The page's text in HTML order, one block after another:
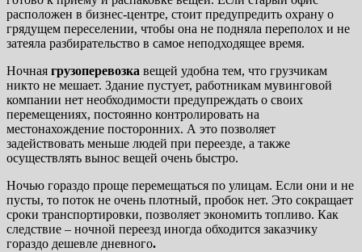
расположен в бизнес-центре, стоит предупредить охрану о
грядущем переселении, чтобы она не подняла переполох и не
затеяла разбирательство в самое неподходящее время.
Ночная грузоперевозка вещей удобна тем, что грузчикам
никто не мешает. Здание пустует, работникам мувинговой
компании нет необходимости предупреждать о своих
перемещениях, постоянно контролировать на
местонахождение посторонних. А это позволяет
задействовать меньше людей при переезде, а также
осуществлять вынос вещей очень быстро.
Ночью гораздо проще перемещаться по улицам. Если они и не
пусты, то поток не очень плотный, пробок нет. Это сокращает
сроки транспортировки, позволяет экономить топливо. Как
следствие – ночной переезд иногда обходится заказчику
гораздо дешевле дневного.